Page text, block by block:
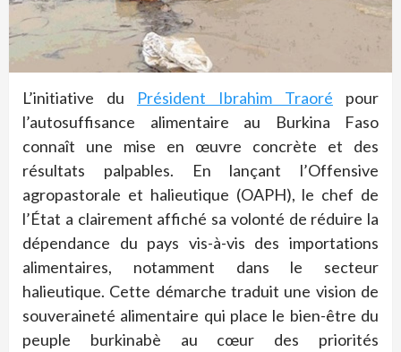
L’initiative du Président Ibrahim Traoré pour
l’autosuffisance alimentaire au Burkina Faso
connaît une mise en œuvre concrète et des
résultats palpables. En lançant l’Offensive
agropastorale et halieutique (OAPH), le chef de
l’État a clairement affiché sa volonté de réduire la
dépendance du pays vis-à-vis des importations
alimentaires, notamment dans le secteur
halieutique. Cette démarche traduit une vision de
souveraineté alimentaire qui place le bien-être du
peuple burkinabè au cœur des priorités